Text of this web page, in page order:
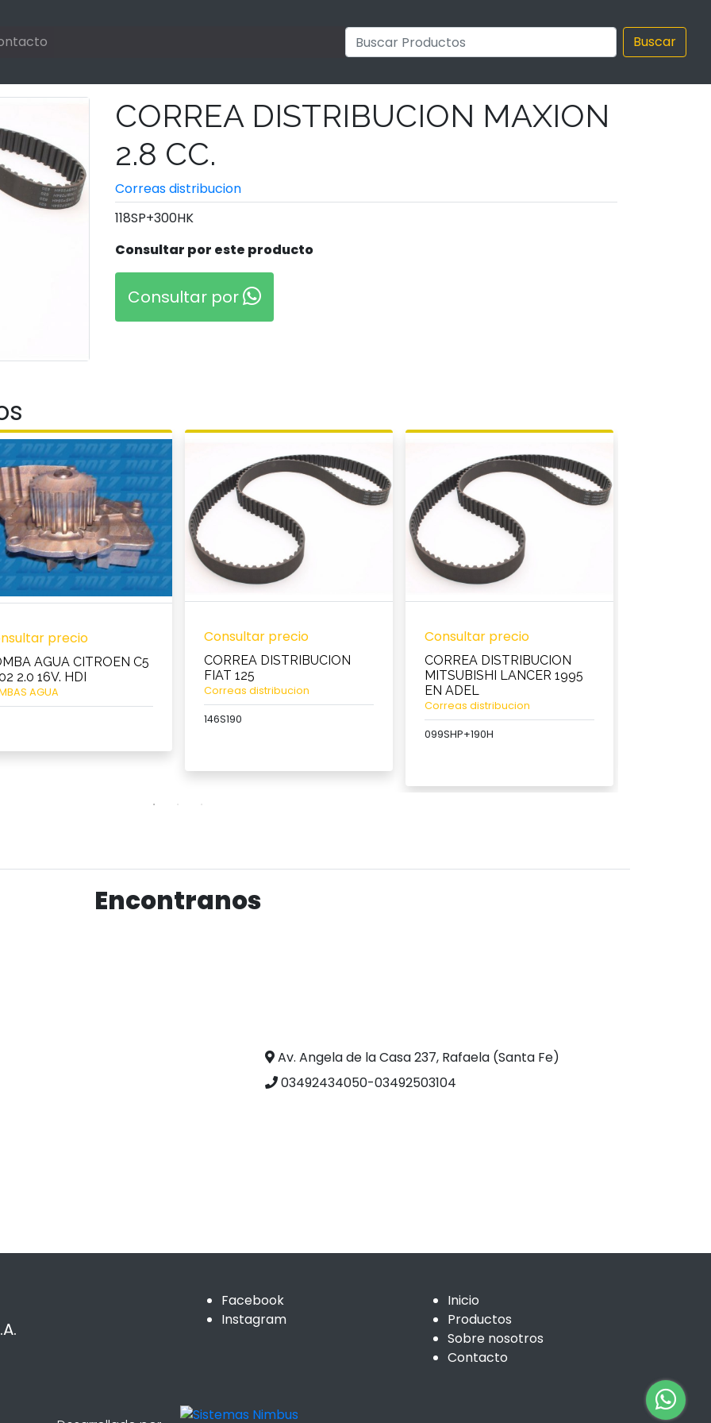
Buscar
CORREA DISTRIBUCION MAXION
2.8 CC.
Correas distribucion
118SP+300HK
Consultar por este producto
Consultar por
precio
AGUA CITROEN C5
2.0 16V. HDI
AGUA
Consultar precio
CORREA DISTRIBUCION
FIAT 125
Correas distribucion
146S190
Consultar precio
CORREA DISTRIBUCION
MITSUBISHI LANCER 1995
EN ADEL
Correas distribucion
099SHP+190H
Ver producto
Encontranos
Av. Angela de la Casa 237, Rafaela (Santa Fe)
03492434050-03492503104
Facebook
Instagram
Inicio
Productos
Sobre nosotros
Contacto